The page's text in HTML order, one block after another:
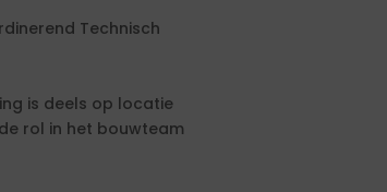
Technisch
is deels op locatie
rol in het bouwteam